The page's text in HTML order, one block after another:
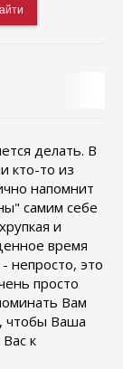
делать. В
кто-то из
напомнит
самим себе
и
время
непросто, это
просто
Вам
чтобы Ваша
к